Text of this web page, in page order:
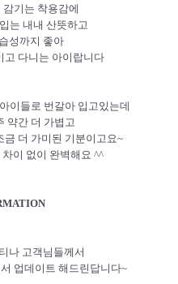
기는 착용감에
는 내내 산뜻하고
성까지 좋아
고 다니는 아이랍니다
이들로 번갈아 입고있는데
약간 더 가볍고
금 더 가미된 기분이고요~
이 없이 완벽해요 ^^
나 고객님들께서
업데이트 해드린답니다~